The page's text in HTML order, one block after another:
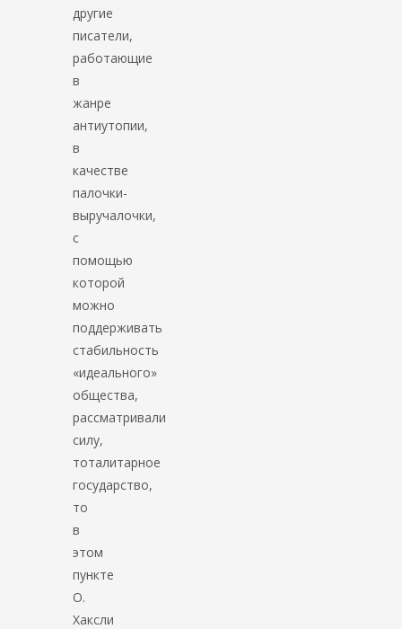
другие
писатели,
работающие
в
жанре
антиутопии,
в
качестве
палочки-
выручалочки,
с
помощью
которой
можно
поддерживать
стабильность
«идеального»
общества,
рассматривали
силу,
тоталитарное
государство,
то
в
этом
пункте
О.
Хаксли